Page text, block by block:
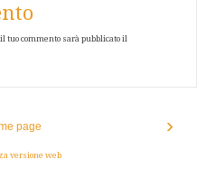
tuo commento sarà pubblicato il
›
page
versione web